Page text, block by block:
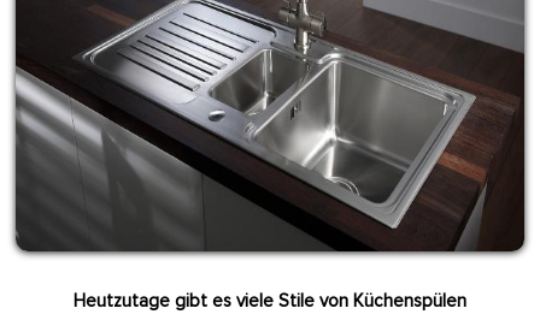
Heutzutage gibt es viele Stile von Küchenspülen